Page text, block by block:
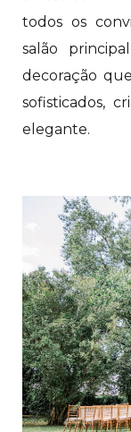
todos os
salão
decoração
sofisticados,
elegante.